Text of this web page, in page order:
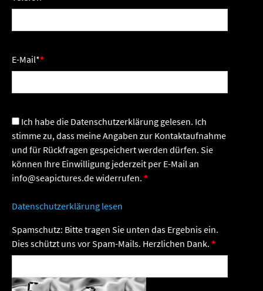
E-Mail*
stimme zu, dass meine Angaben zur Kontaktaufnahme
und für Rückfragen gespeichert werden dürfen. Sie
können Ihre Einwilligung jederzeit per E-Mail an
info@seapictures.de widerrufen.
Datenschutzerklärung lesen
Spamschutz: Bitte tragen Sie unten das Ergebnis ein.
Dies schützt uns vor Spam-Mails. Herzlichen Dank.